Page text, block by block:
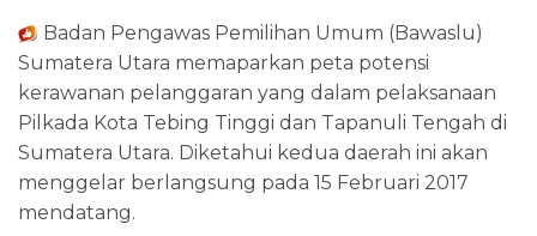
Badan Pengawas Pemilihan Umum (Bawaslu)
Sumatera Utara memaparkan peta potensi
kerawanan pelanggaran yang dalam pelaksanaan
Pilkada Kota Tebing Tinggi dan Tapanuli Tengah di
Sumatera Utara. Diketahui kedua daerah ini akan
menggelar berlangsung pada 15 Februari 2017
mendatang.